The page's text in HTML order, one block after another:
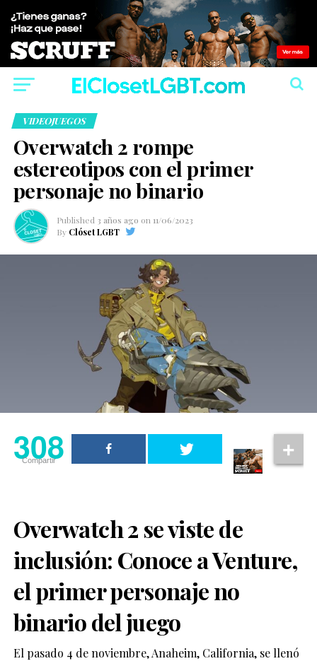
VIDEOJUEGOS
Overwatch 2 rompe
estereotipos con el primer
personaje no binario
Published 3 años ago on 11/06/2023
By Clóset LGBT
308
Compartir
Overwatch 2 se viste de
inclusión: Conoce a Venture,
el primer personaje no
binario del juego
El pasado 4 de noviembre, Anaheim, California, se llenó